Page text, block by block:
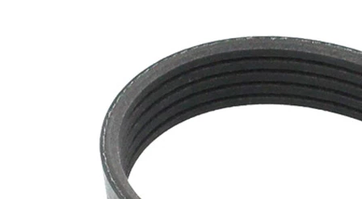
SVHC
SVHC
maddesi
mevcut
değil!
Kayış
malzemesi
EPDM
(Etilen